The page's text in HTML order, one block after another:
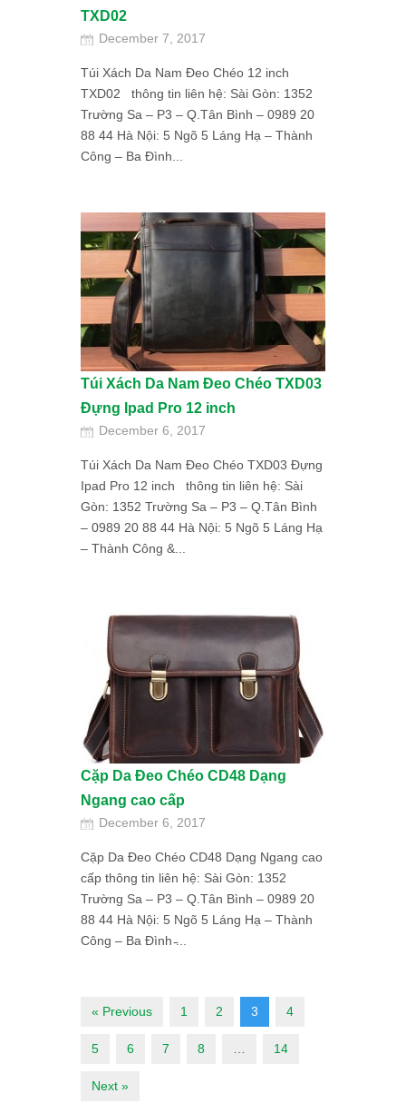
TXD02
December 7, 2017
Túi Xách Da Nam Đeo Chéo 12 inch
TXD02 thông tin liên hệ: Sài Gòn: 1352
Trường Sa – P3 – Q.Tân Bình – 0989 20
88 44 Hà Nội: 5 Ngõ 5 Láng Hạ – Thành
Công – Ba Đình...
Túi Xách Da Nam Đeo Chéo TXD03
Đựng Ipad Pro 12 inch
December 6, 2017
Túi Xách Da Nam Đeo Chéo TXD03 Đựng
Ipad Pro 12 inch thông tin liên hệ: Sài
Gòn: 1352 Trường Sa – P3 – Q.Tân Bình
– 0989 20 88 44 Hà Nội: 5 Ngõ 5 Láng Hạ
– Thành Công &...
Cặp Da Đeo Chéo CD48 Dạng
Ngang cao cấp
December 6, 2017
Cặp Da Đeo Chéo CD48 Dạng Ngang cao
cấp thông tin liên hệ: Sài Gòn: 1352
Trường Sa – P3 – Q.Tân Bình – 0989 20
88 44 Hà Nội: 5 Ngõ 5 Láng Hạ – Thành
Công – Ba Đình ̵...
« Previous 1 2 3 4
5 6 7 8 14
Next »